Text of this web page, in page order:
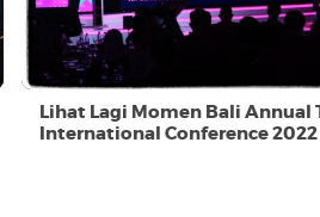
Lihat Lagi Momen Bali Annual
International Conference 2022